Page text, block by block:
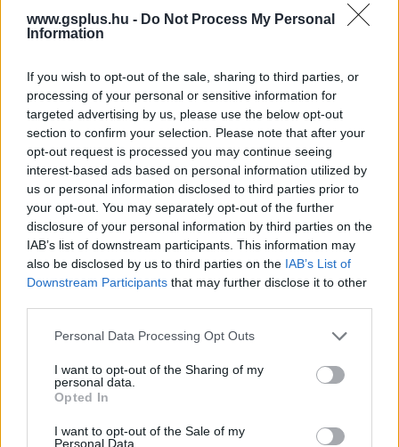
www.gsplus.hu - Do Not Process My Personal
Information
If you wish to opt-out of the sale, sharing to third parties, or
processing of your personal or sensitive information for
targeted advertising by us, please use the below opt-out
section to confirm your selection. Please note that after your
opt-out request is processed you may continue seeing
interest-based ads based on personal information utilized by
us or personal information disclosed to third parties prior to
your opt-out. You may separately opt-out of the further
disclosure of your personal information by third parties on the
IAB’s list of downstream participants. This information may
also be disclosed by us to third parties on the IAB’s List of
Downstream Participants that may further disclose it to other
Please note that this website/app uses one or more Google
not limited to your visit or usage behaviour. You may click to
grant or deny consent to Google and its third-party tags to
use your data for below specified purposes in below Google
consent section.
Personal Data Processing Opt Outs
I want to opt-out of the Sharing of my
personal data.
Opted In
I want to opt-out of the Sale of my
Personal Data.
De a konzolgyártók és a játékkiadók sem tétlenkedtek,
jellemzően digitálisan megtartott prezentációk,
és tesznek így a mai napig.
Olvasd telefonon csak a legfontosabb híreket!
Semmi spam, csak napi 2-3 értesítés Viberen, hogy
képben maradj a játék- és filmvilág, a geek kultúra
legérdekesebb híreivel.
Feliratkozom
SMASH by Meló-Diák: Homok, zene és a nyár legjobb
hangulata – Jön a második forduló! (X)
Július végén folytatódik a balatoni strandröplabda-
sorozat.